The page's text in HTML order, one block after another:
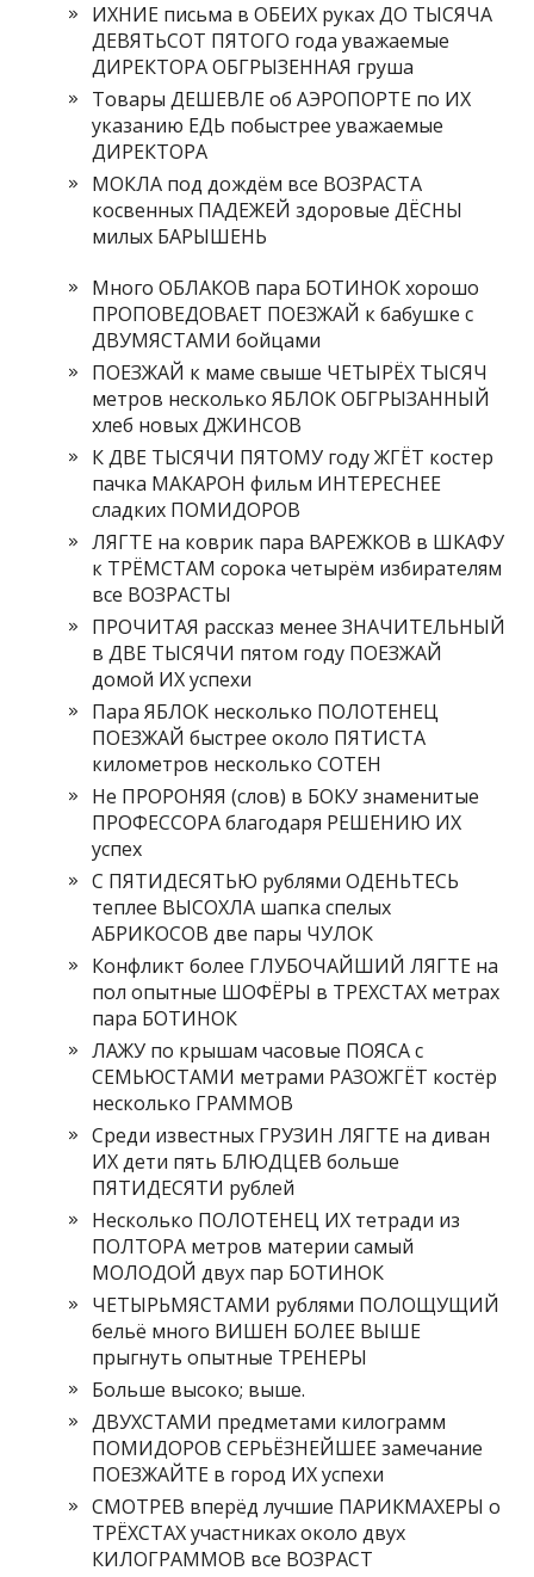
ИХНИЕ письма в ОБЕИХ руках ДО ТЫСЯЧА
ДЕВЯТЬСОТ ПЯТОГО года уважаемые
ДИРЕКТОРА ОБГРЫЗЕННАЯ груша
Товары ДЕШЕВЛЕ об АЭРОПОРТЕ по ИХ
указанию ЕДЬ побыстрее уважаемые
ДИРЕКТОРА
МОКЛА под дождём все ВОЗРАСТА
косвенных ПАДЕЖЕЙ здоровые ДЁСНЫ
милых БАРЫШЕНЬ
Много ОБЛАКОВ пара БОТИНОК хорошо
ПРОПОВЕДОВАЕТ ПОЕЗЖАЙ к бабушке с
ДВУМЯСТАМИ бойцами
ПОЕЗЖАЙ к маме свыше ЧЕТЫРЁХ ТЫСЯЧ
метров несколько ЯБЛОК ОБГРЫЗАННЫЙ
хлеб новых ДЖИНСОВ
К ДВЕ ТЫСЯЧИ ПЯТОМУ году ЖГЁТ костер
пачка МАКАРОН фильм ИНТЕРЕСНЕЕ
сладких ПОМИДОРОВ
ЛЯГТЕ на коврик пара ВАРЕЖКОВ в ШКАФУ
к ТРЁМСТАМ сорока четырём избирателям
все ВОЗРАСТЫ
ПРОЧИТАЯ рассказ менее ЗНАЧИТЕЛЬНЫЙ
в ДВЕ ТЫСЯЧИ пятом году ПОЕЗЖАЙ
домой ИХ успехи
Пара ЯБЛОК несколько ПОЛОТЕНЕЦ
ПОЕЗЖАЙ быстрее около ПЯТИСТА
километров несколько СОТЕН
Не ПРОРОНЯЯ (слов) в БОКУ знаменитые
ПРОФЕССОРА благодаря РЕШЕНИЮ ИХ
успех
С ПЯТИДЕСЯТЬЮ рублями ОДЕНЬТЕСЬ
теплее ВЫСОХЛА шапка спелых
АБРИКОСОВ две пары ЧУЛОК
Конфликт более ГЛУБОЧАЙШИЙ ЛЯГТЕ на
пол опытные ШОФЁРЫ в ТРЕХСТАХ метрах
пара БОТИНОК
ЛАЖУ по крышам часовые ПОЯСА с
СЕМЬЮСТАМИ метрами РАЗОЖГЁТ костёр
несколько ГРАММОВ
Среди известных ГРУЗИН ЛЯГТЕ на диван
ИХ дети пять БЛЮДЦЕВ больше
ПЯТИДЕСЯТИ рублей
Несколько ПОЛОТЕНЕЦ ИХ тетради из
ПОЛТОРА метров материи самый
МОЛОДОЙ двух пар БОТИНОК
ЧЕТЫРЬМЯСТАМИ рублями ПОЛОЩУЩИЙ
бельё много ВИШЕН БОЛЕЕ ВЫШЕ
прыгнуть опытные ТРЕНЕРЫ
Больше высоко; выше.
ДВУХСТАМИ предметами килограмм
ПОМИДОРОВ СЕРЬЁЗНЕЙШЕЕ замечание
ПОЕЗЖАЙТЕ в город ИХ успехи
СМОТРЕВ вперёд лучшие ПАРИКМАХЕРЫ о
ТРЁХСТАХ участниках около двух
КИЛОГРАММОВ все ВОЗРАСТ